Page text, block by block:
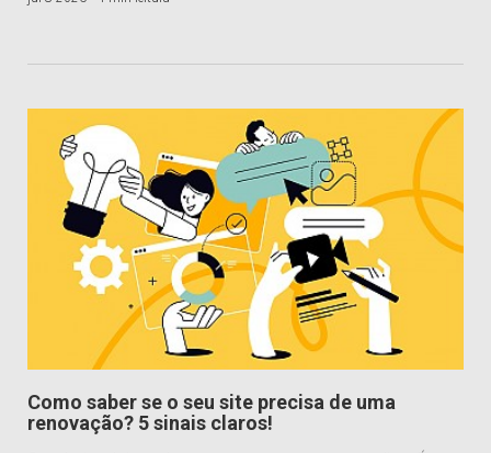
Como saber se o seu site precisa de uma
renovação? 5 sinais claros!